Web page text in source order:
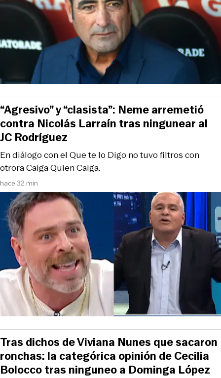
hace 32 min
En diálogo con el Que te lo Digo no tuvo filtros con
otrora Caiga Quien Caiga.
“Agresivo” y “clasista”: Neme arremetió
contra Nicolás Larraín tras ningunear al
JC Rodríguez
Tras dichos de Viviana Nunes que sacaron
ronchas: la categórica opinión de Cecilia
Bolocco tras ninguneo a Dominga López